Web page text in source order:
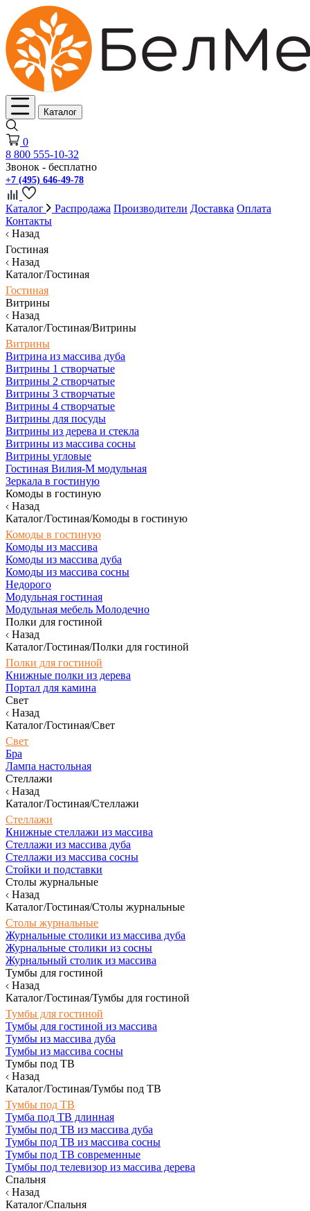
Каталог
0
8 800 555-10-32
Звонок - бесплатно
+7 (495) 646-49-78
Каталог Распродажа Производители Доставка Оплата
Контакты
Назад
Гостиная
Назад
Каталог/Гостиная
Гостиная
Витрины
Назад
Каталог/Гостиная/Витрины
Витрины
Витрина из массива дуба
Витрины 1 створчатые
Витрины 2 створчатые
Витрины 3 створчатые
Витрины 4 створчатые
Витрины для посуды
Витрины из дерева и стекла
Витрины из массива сосны
Витрины угловые
Гостиная Вилия-М модульная
Зеркала в гостиную
Комоды в гостиную
Назад
Каталог/Гостиная/Комоды в гостиную
Комоды в гостиную
Комоды из массива
Комоды из массива дуба
Комоды из массива сосны
Недорого
Модульная гостиная
Модульная мебель Молодечно
Полки для гостиной
Назад
Каталог/Гостиная/Полки для гостиной
Полки для гостиной
Книжные полки из дерева
Портал для камина
Свет
Назад
Каталог/Гостиная/Свет
Свет
Бра
Лампа настольная
Стеллажи
Назад
Каталог/Гостиная/Стеллажи
Стеллажи
Книжные стеллажи из массива
Стеллажи из массива дуба
Стеллажи из массива сосны
Стойки и подставки
Столы журнальные
Назад
Каталог/Гостиная/Столы журнальные
Столы журнальные
Журнальные столики из массива дуба
Журнальные столики из сосны
Журнальный столик из массива
Тумбы для гостиной
Назад
Каталог/Гостиная/Тумбы для гостиной
Тумбы для гостиной
Тумбы для гостиной из массива
Тумбы из массива дуба
Тумбы из массива сосны
Тумбы под ТВ
Назад
Каталог/Гостиная/Тумбы под ТВ
Тумбы под ТВ
Тумба под ТВ длинная
Тумбы под ТВ из массива дуба
Тумбы под ТВ из массива сосны
Тумбы под ТВ современные
Тумбы под телевизор из массива дерева
Спальня
Назад
Каталог/Спальня